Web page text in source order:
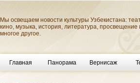
Мы освещаем новости культуры Узбекистана:
кино, музыка, история, литература, просвещение
многое другое.
Главная Панорама Вернисаж